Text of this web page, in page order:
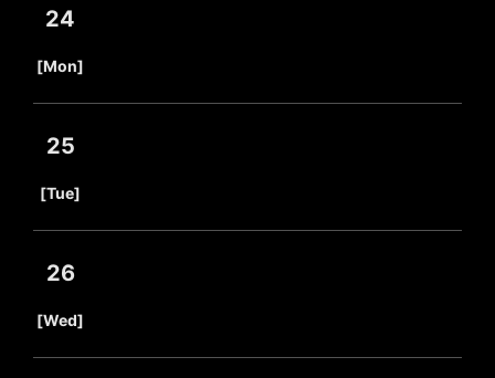
24
[Mon]
25
[Tue]
26
[Wed]